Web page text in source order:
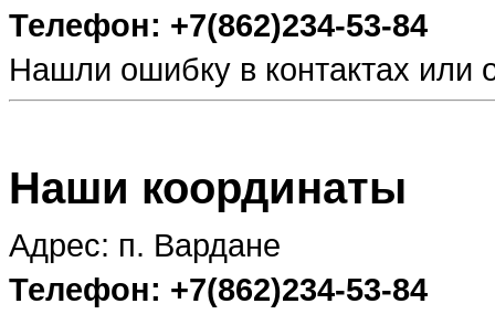
Телефон: +7(862)234-53-84
Нашли ошибку в контактах
Наши координаты
Адрес: п. Вардане
Телефон: +7(862)234-53-84